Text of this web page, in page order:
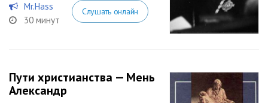
Mr.Hass
30 минут
Слушать онлайн
Пути христианства — Мень
Александр